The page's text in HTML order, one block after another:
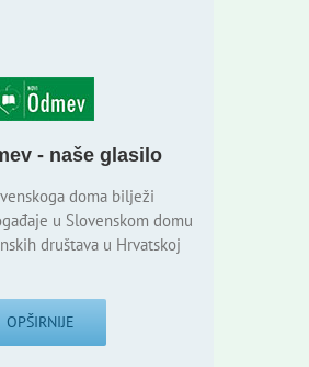
- naše glasilo
doma bilježi
u Slovenskom domu
društava u Hrvatskoj
OPŠIRNIJE